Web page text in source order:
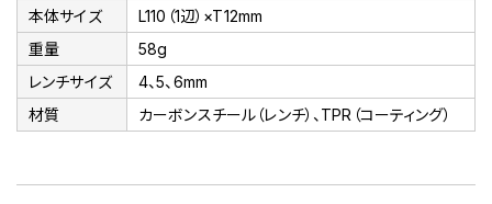
本体サイズ
L110（1辺）×T12mm
重量
58g
レンチサイズ
4、5、6mm
材質
カーボンスチール（レンチ）、TPR（コーティング）